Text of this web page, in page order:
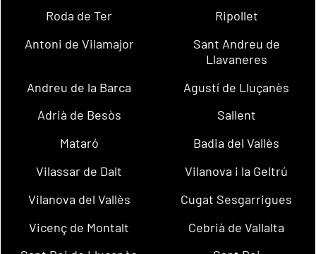
Roda de Ter
Ripollet
Antoni de Vilamajor
Sant Andreu de
Llavaneres
Andreu de la Barca
Agustí de Lluçanès
Adrià de Besòs
Sallent
Mataró
Badia del Vallès
Vilassar de Dalt
Vilanova i la Geltrú
Vilanova del Vallès
Cugat Sesgarrigues
Vicenç de Montalt
Cebrià de Vallalta